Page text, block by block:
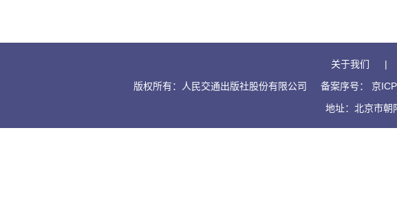
关于我们 |
版权所有：人民交通出版社股份有限公司
备案序号： 京
地址：北京市朝